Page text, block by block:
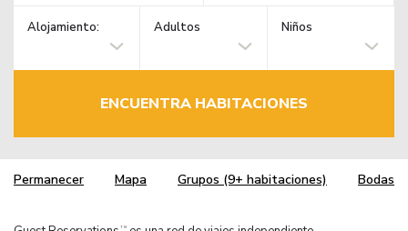
Alojamiento: Adultos Niños
ENCUENTRA HABITACIONES
Permanecer Mapa Grupos (9+ habitaciones) Bodas
TM